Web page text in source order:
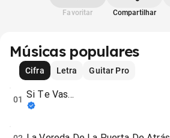
Favoritar Compartilhar
Músicas populares
Cifra
Letra Guitar Pro
01 Si Te Vas...